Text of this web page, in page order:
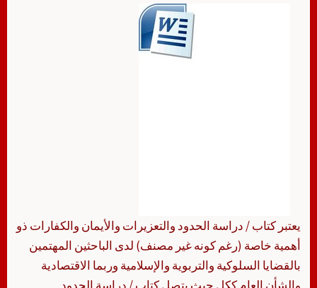
يعتبر كتاب / دراسة الحدود والتعزيرات والأيمان والكفارات ذو
أهمية خاصة (رغم كونه غير مصنف) لدى الباحثين المهتمين
بالقضايا السلوكية والتربوية والإسلامية وربما الاقتصادية